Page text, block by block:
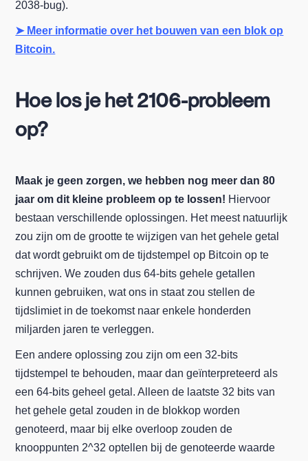
2038-bug).
➤ Meer informatie over het bouwen van een blok op
Bitcoin.
Hoe los je het 2106-probleem
op?
Maak je geen zorgen, we hebben nog meer dan 80
jaar om dit kleine probleem op te lossen! Hiervoor
bestaan verschillende oplossingen. Het meest natuurlijk
zou zijn om de grootte te wijzigen van het gehele getal
dat wordt gebruikt om de tijdstempel op Bitcoin op te
schrijven. We zouden dus 64-bits gehele getallen
kunnen gebruiken, wat ons in staat zou stellen de
tijdslimiet in de toekomst naar enkele honderden
miljarden jaren te verleggen.
Een andere oplossing zou zijn om een 32-bits
tijdstempel te behouden, maar dan geïnterpreteerd als
een 64-bits geheel getal. Alleen de laatste 32 bits van
het gehele getal zouden in de blokkop worden
genoteerd, maar bij elke overloop zouden de
knooppunten 2^32 optellen bij de genoteerde waarde